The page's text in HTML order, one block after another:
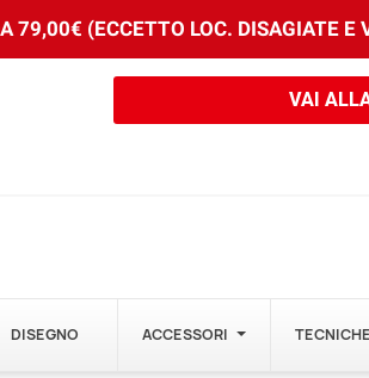
79,00€ (ECCETTO LOC. DISAGIATE E
VAI
DISEGNO ACCESSORI